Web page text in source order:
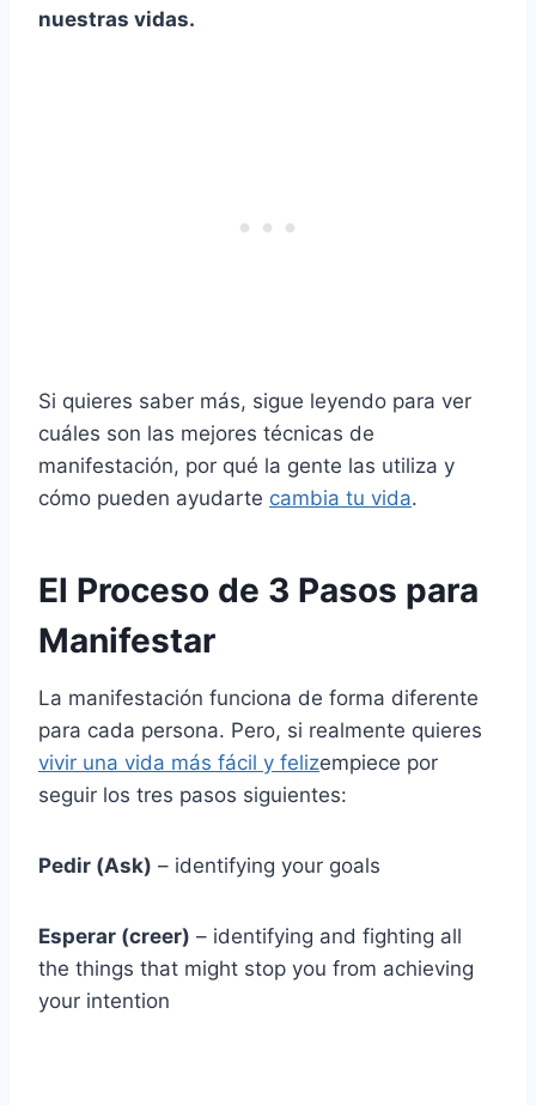
nuestras vidas.
Si quieres saber más, sigue leyendo para ver
cuáles son las mejores técnicas de
manifestación, por qué la gente las utiliza y
cómo pueden ayudarte cambia tu vida.
El Proceso de 3 Pasos para
Manifestar
La manifestación funciona de forma diferente
para cada persona. Pero, si realmente quieres
vivir una vida más fácil y felizempiece por
seguir los tres pasos siguientes:
Pedir (Ask) – identifying your goals
Esperar (creer) – identifying and fighting all
the things that might stop you from achieving
your intention